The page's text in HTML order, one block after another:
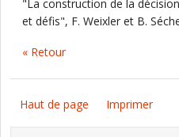
"La construction de la
et défis", F. Weixler et B.
« Retour
Haut de page Imprimer